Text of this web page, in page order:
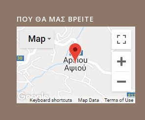
ΠΟΥ ΘΑ ΜΑΣ ΒΡΕΙΤΕ